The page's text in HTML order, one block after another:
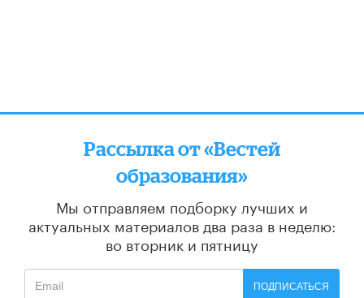
Рассылка от «Вестей
образования»
Мы отправляем подборку лучших и
актуальных материалов два раза в неделю:
во вторник и пятницу
ПОДПИСАТЬСЯ